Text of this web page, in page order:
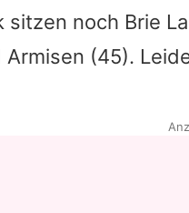
sitzen noch Brie
Armisen (45).